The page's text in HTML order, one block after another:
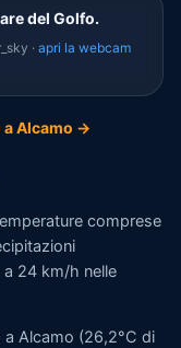
del Golfo.
· apri la webcam
a Alcamo →
comprese
24 km/h nelle
Alcamo (26,2°C di